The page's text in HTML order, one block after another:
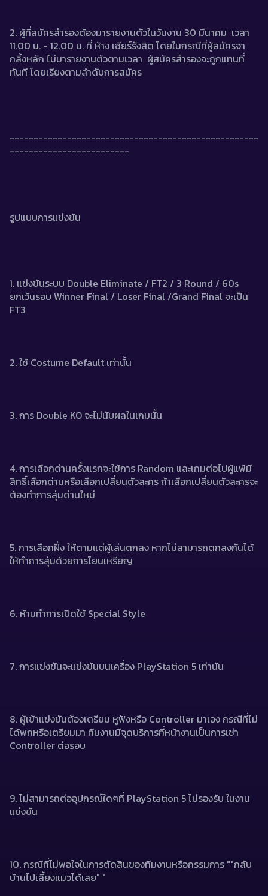
2. ผู้ที่สมัครสำรองต้องมารายงานตัวในวันงาน 30 มีนาคม  เวลา
11.00 น. - 12.00 น. ที่ ห้าง เซียร์รังสิต โดยในกรณีที่ผู้สมัครจา
กลิ้งหลัก ไม่มารายงานตัวตามเวลา  ผู้สมัครสำรองจะถูกแทนที่
ทันที โดยเรียงตามลำดับการสมัคร
----------------------------------------------------
-------------------------
รูปแบบการแข่งขัน
1. แข่งขันระบบ Double Eliminate / FT2 / 3 Round / 60s
ยกเว้นรอบ Winner Final / Loser Final /Grand Final จะเป็น
FT3
2. ใช้ Costume Default เท่านั้น
3. การ Double KO จะไม่นับผลในเกมนั้น
4. การเลือกด่านครั้งแรกจะใช้การ Random และเกมต่อไปผู้แพ้มี
สิทธิ์เลือกด่านหรือเลือกเปลี่ยนตัวละคร ถ้าเลือกเปลี่ยนตัวละครจะ
ต้องทำการสุ่มด่านใหม่
5. การเลือกฝั่ง ให้ตามแต่ผู้เล่นตกลง หากไม่สามารถตกลงกันได้
ให้ทำการสุ่มด้วยการโยนเหรียญ
6. ห้ามทำการเปิดใช้ Special Style
7. การแข่งขันจะแข่งขันบนเครื่อง PlayStation 5 เท่านัน
8. ผู้เข้าแข่งขันต้องเตรียม หูฟังหรือ Controller มาเอง กรณีที่ไม่
ได้พกหรือเตรียมมา ทีมงานมีจุดบริการที่หน้างานเป็นการเช่า
Controller ต่อรอบ
9. ไม่สามารถต่ออุปกรณ์ใดๆที่ PlayStation 5 ไม่รองรับ ในงาน
แข่งขัน
10. กรณีที่ไม่พอใจในการตัดสินของทีมงานหรือกรรมการ ""กลับ